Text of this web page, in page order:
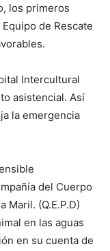
los primeros
de Rescate
Intercultural
asistencial. Así
la emergencia
del Cuerpo
Maril. (Q.E.P.D)
en las aguas
en su cuenta de